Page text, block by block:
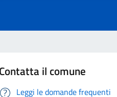
Contatta il comune
Leggi le domande frequenti